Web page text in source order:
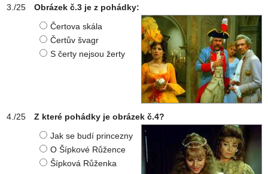
Obrázek č.3 je z pohádky:
Čertova skála
Čertův švagr
S čerty nejsou žerty
Z které pohádky je obrázek č.4?
Jak se budí princezny
O Šípkové Růžence
Šípková Růženka